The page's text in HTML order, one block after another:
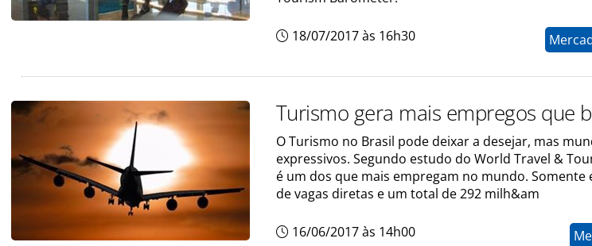
18/07/2017 às 16h30
Turismo gera mais empregos que
O Turismo no Brasil pode deixar a desejar, mas
expressivos. Segundo estudo do World Travel &
é um dos que mais empregam no mundo. Somente
de vagas diretas e um total de 292 milh&am
16/06/2017 às 14h00